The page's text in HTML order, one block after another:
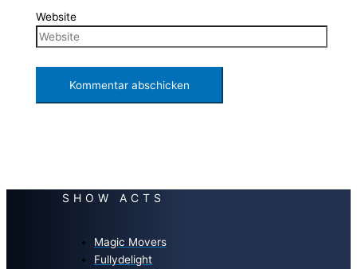
Website
SHOW ACTS
Magic Movers
Fullydelight